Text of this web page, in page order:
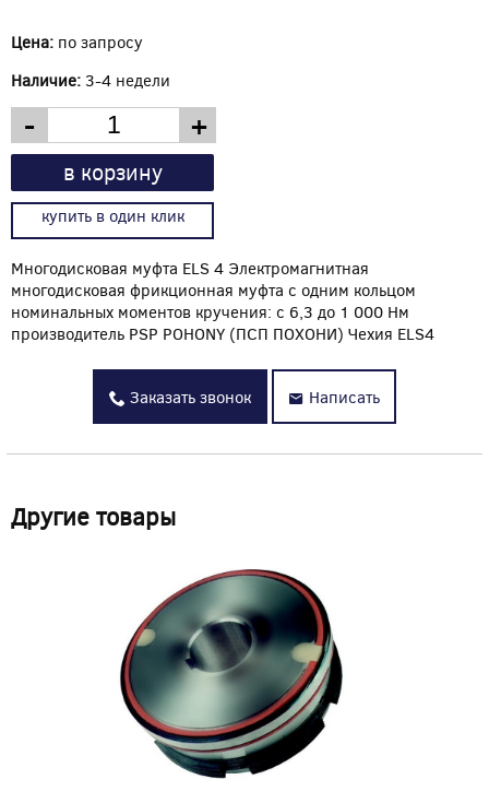
Цена: по запросу
Наличие: 3-4 недели
- +
в корзину
купить в один клик
Многодисковая муфта ELS 4 Электромагнитная
многодисковая фрикционная муфта с одним кольцом
номинальных моментов кручения: с 6,3 до 1 000 Нм
производитель PSP POHONY (ПСП ПОХОНИ) Чехия ELS4
Заказать звонок Написать
Другие товары